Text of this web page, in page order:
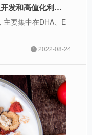
大咖观点：“海洋生物资源的深入开发和高值化利用还做得不够”
主要集中在DHA、E
2022-08-24